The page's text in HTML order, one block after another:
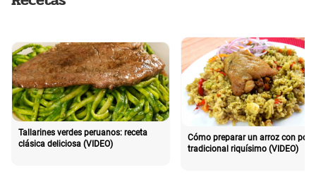
Tallarines verdes peruanos: receta
clásica deliciosa (VIDEO)
Cómo preparar un arroz con pollo
tradicional riquísimo (VIDEO)